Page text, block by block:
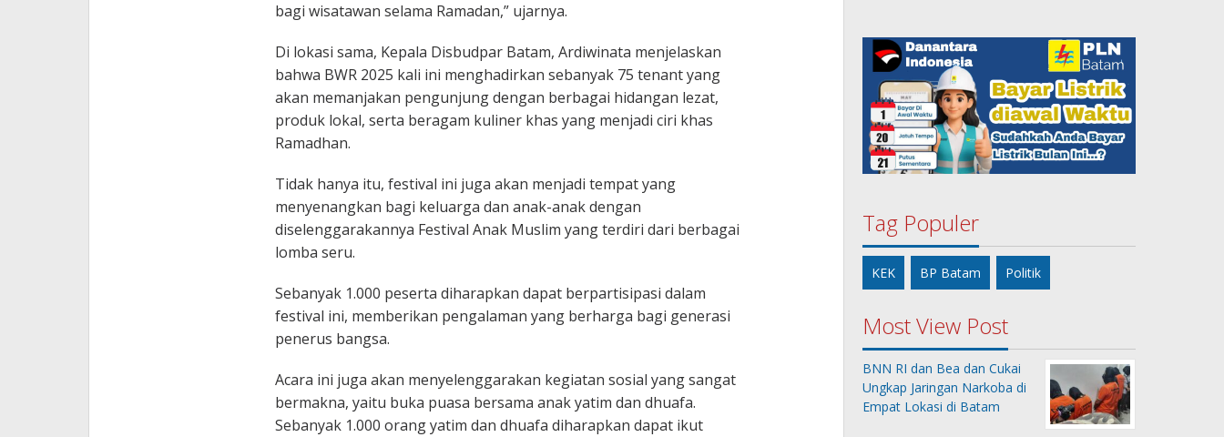
bagi wisatawan selama Ramadan,” ujarnya.
Di lokasi sama, Kepala Disbudpar Batam, Ardiwinata menjelaskan
bahwa BWR 2025 kali ini menghadirkan sebanyak 75 tenant yang
akan memanjakan pengunjung dengan berbagai hidangan lezat,
produk lokal, serta beragam kuliner khas yang menjadi ciri khas
Ramadhan.
Tidak hanya itu, festival ini juga akan menjadi tempat yang
menyenangkan bagi keluarga dan anak-anak dengan
diselenggarakannya Festival Anak Muslim yang terdiri dari berbagai
lomba seru.
Sebanyak 1.000 peserta diharapkan dapat berpartisipasi dalam
festival ini, memberikan pengalaman yang berharga bagi generasi
penerus bangsa.
Acara ini juga akan menyelenggarakan kegiatan sosial yang sangat
bermakna, yaitu buka puasa bersama anak yatim dan dhuafa.
Sebanyak 1.000 orang yatim dan dhuafa diharapkan dapat ikut
Tag Populer
KEK BP Batam Politik
Most View Post
BNN RI dan Bea dan Cukai
Ungkap Jaringan Narkoba di
Empat Lokasi di Batam